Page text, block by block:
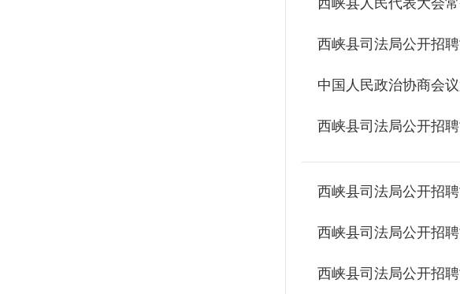
西峡县人民代表大会
西峡县司法局公开招
中国人民政治协商会
西峡县司法局公开招
西峡县司法局公开招
西峡县司法局公开招
西峡县司法局公开招